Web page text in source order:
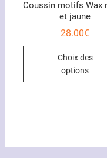
Coussin motifs Wax
et jaune
28.00€
Choix des
options